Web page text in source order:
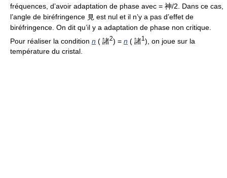
fréquences, d’avoir adaptation de phase avec = 神/2. Dans ce cas,
l’angle de biréfringence 見 est nul et il n’y a pas d’effet de
biréfringence. On dit qu’il y a adaptation de phase non critique.
Pour réaliser la condition n ( 諸2) = n ( 諸1 ), on joue sur la
température du cristal.